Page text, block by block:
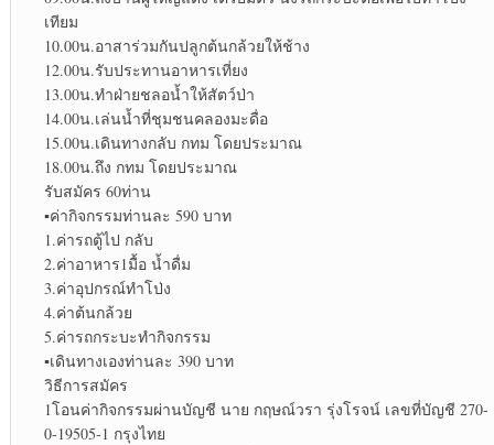
เทียม
10.00น.อาสาร่วมกันปลูกต้นกล้วยให้ช้าง
12.00น.รับประทานอาหารเที่ยง
13.00น.ทำฝ่ายชลอน้ำให้สัตว์ป่า
14.00น.เล่นน้ำที่ชุมชนคลองมะดื่อ
15.00น.เดินทางกลับ กทม โดยประมาณ
18.00น.ถึง กทม โดยประมาณ
รับสมัคร 60ท่าน
▪︎ค่ากิจกรรมท่านละ 590 บาท
1.ค่ารถตู้ไป กลับ
2.ค่าอาหาร1มื้อ น้ำดื่ม
3.ค่าอุปกรณ์ทำโป่ง
4.ค่าต้นกล้วย
5.ค่ารถกระบะทำกิจกรรม
▪︎เดินทางเองท่านละ 390 บาท
วิธีการสมัคร
1โอนค่ากิจกรรมผ่านบัญชี นาย กฤษณ์วรา รุ่งโรจน์ เลขที่บัญชี 270-
0-19505-1 กรุงไทย